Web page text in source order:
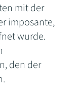
mit der
imposante,
wurde.
den der